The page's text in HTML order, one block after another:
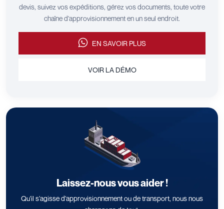
devis, suivez vos expéditions, gérez vos documents, toute votre
chaîne d'approvisionnement en un seul endroit.
EN SAVOIR PLUS
VOIR LA DÉMO
Laissez-nous vous aider !
Qu'il s'agisse d'approvisionnement ou de transport, nous nous